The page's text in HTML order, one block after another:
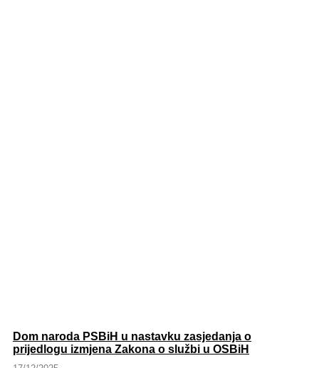
Dom naroda PSBiH u nastavku zasjedanja o
prijedlogu izmjena Zakona o službi u OSBiH